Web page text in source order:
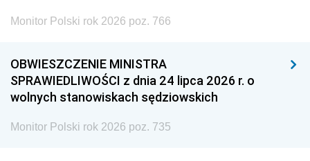
Monitor Polski rok 2026 poz. 766
OBWIESZCZENIE MINISTRA
SPRAWIEDLIWOŚCI z dnia 24 lipca 2026 r. o
wolnych stanowiskach sędziowskich
Monitor Polski rok 2026 poz. 735